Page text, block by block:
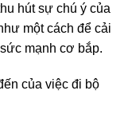
hút sự chú ý của
một cách để cải
mạnh cơ bắp.
của việc đi bộ